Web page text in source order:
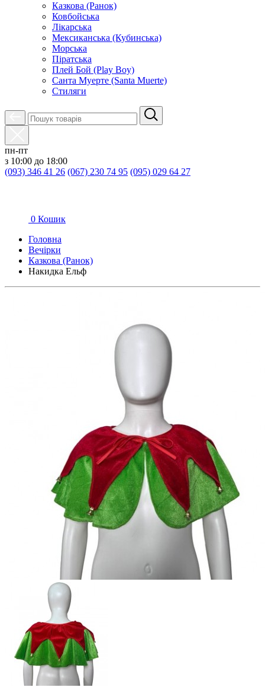
Казкова (Ранок)
Ковбойська
Лікарська
Мексиканська (Кубинська)
Морська
Піратська
Плей Бой (Play Boy)
Санта Муерте (Santa Muerte)
Стиляги
пн-пт
з 10:00 до 18:00
(093) 346 41 26 (067) 230 74 95 (095) 029 64 27
0 Кошик
Головна
Вечірки
Казкова (Ранок)
Накидка Ельф